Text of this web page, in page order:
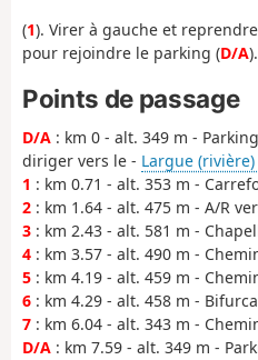
(1). Virer à gauche et
pour rejoindre le parking (D/A).
Points de passage
D/A : km 0 - alt. 349 m -
diriger vers le - Largue
1 : km 0.71 - alt. 353 m -
2 : km 1.64 - alt. 475 m - A/R
3 : km 2.43 - alt. 581 m -
4 : km 3.57 - alt. 490 m -
5 : km 4.19 - alt. 459 m -
6 : km 4.29 - alt. 458 m -
7 : km 6.04 - alt. 343 m -
D/A : km 7.59 - alt. 349 m -